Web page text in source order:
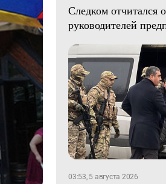
Следком отчитался
руководителей
03:53, 5 августа 2026